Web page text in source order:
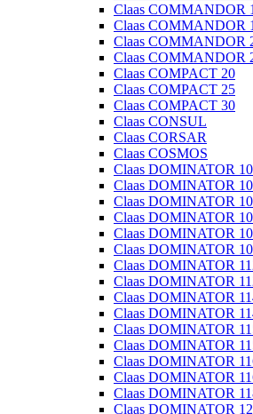
Claas COMMANDOR
Claas COMMANDOR
Claas COMMANDOR
Claas COMMANDOR
Claas COMPACT 20
Claas COMPACT 25
Claas COMPACT 30
Claas CONSUL
Claas CORSAR
Claas COSMOS
Claas DOMINATOR
Claas DOMINATOR
Claas DOMINATOR
Claas DOMINATOR
Claas DOMINATOR
Claas DOMINATOR
Claas DOMINATOR
Claas DOMINATOR
Claas DOMINATOR
Claas DOMINATOR
Claas DOMINATOR
Claas DOMINATOR
Claas DOMINATOR
Claas DOMINATOR
Claas DOMINATOR
Claas DOMINATOR